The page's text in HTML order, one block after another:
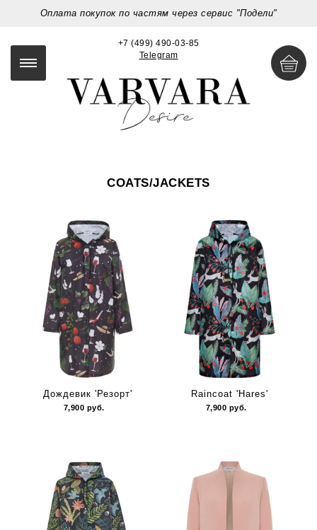
Оплата покупок по частям через сервис "Подели"
+7 (499) 490-03-85
Telegram
COATS/JACKETS
Дождевик 'Резорт'
7,900 руб.
Raincoat 'Hares'
7,900 руб.